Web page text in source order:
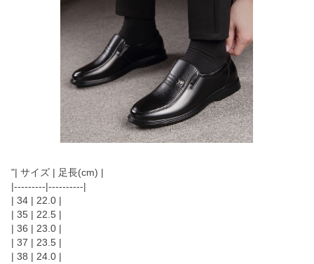
"| サイズ | 足長(cm) |
|---------|----------|
| 34 | 22.0 |
| 35 | 22.5 |
| 36 | 23.0 |
| 37 | 23.5 |
| 38 | 24.0 |